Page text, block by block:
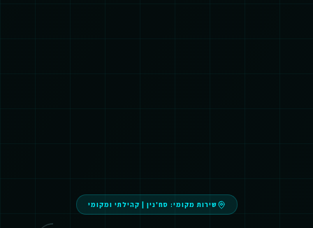
שירות מקומי: סח'נין קהילתי ומקומי